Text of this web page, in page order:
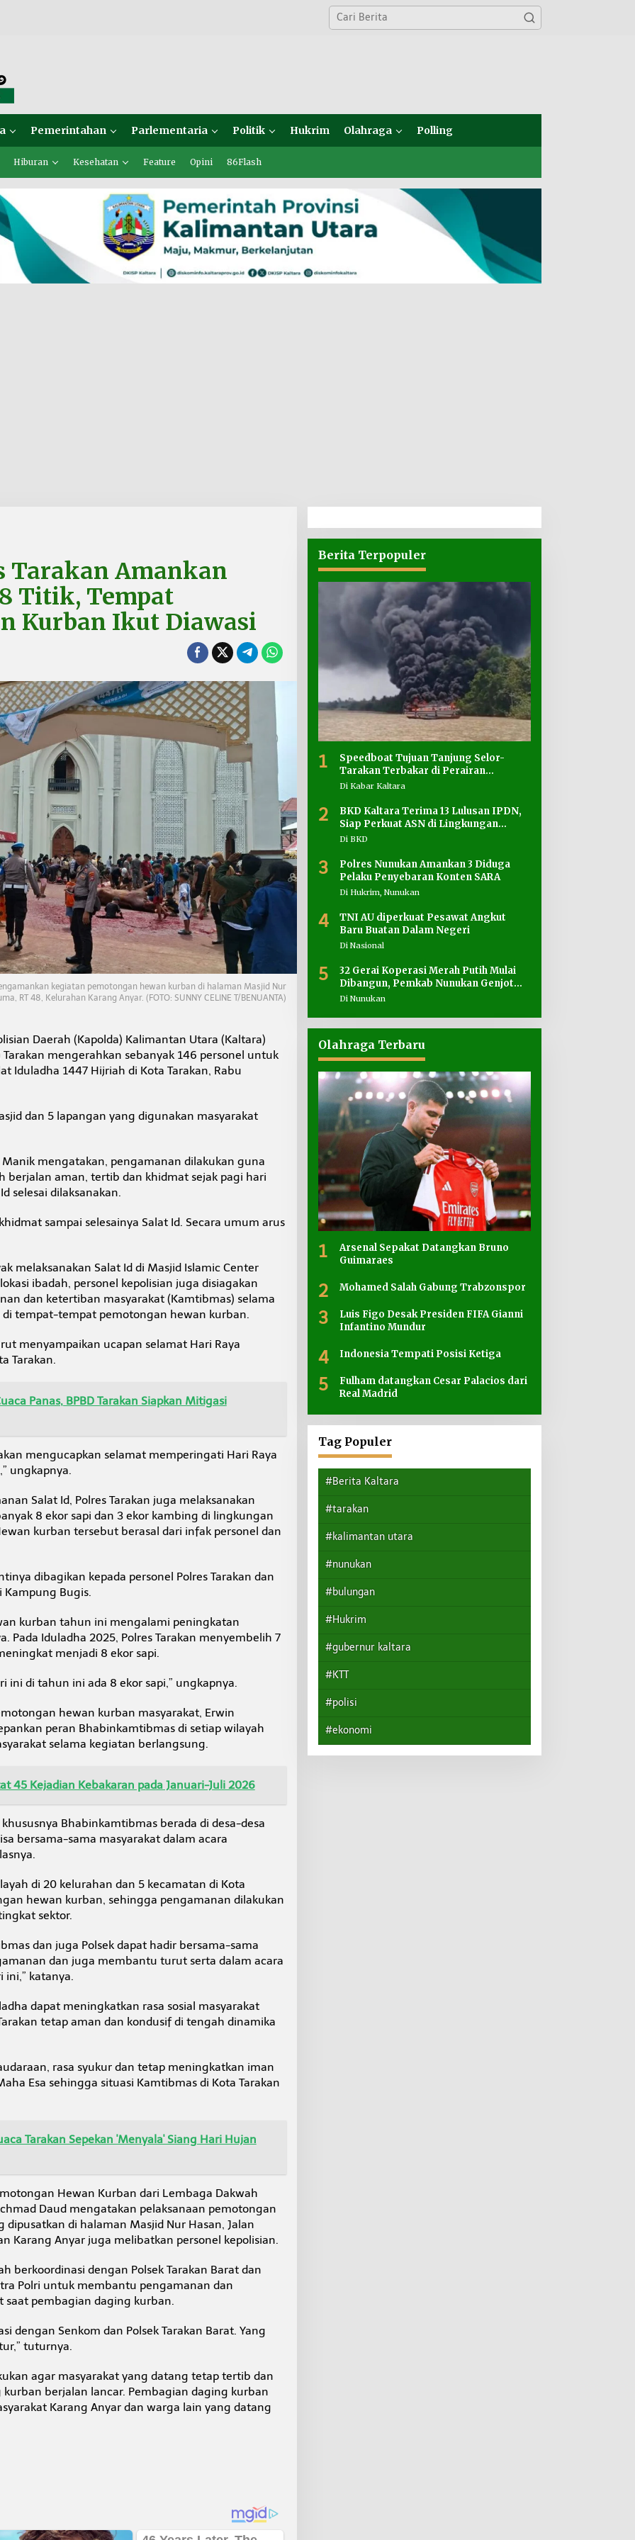
Pemerintahan Parlementaria Politik Hukrim Olahraga Polling
Hiburan Kesehatan Feature Opini 86Flash
Tarakan Amankan
Titik, Tempat
Kurban Ikut Diawasi
kegiatan pemotongan hewan kurban di halaman Masjid Nur
RT 48, Kelurahan Karang Anyar. (FOTO: SUNNY CELINE T/BENUANTA)
Daerah (Kapolda) Kalimantan Utara (Kaltara)
Tarakan mengerahkan sebanyak 146 personel untuk
Iduladha 1447 Hijriah di Kota Tarakan, Rabu
dan 5 lapangan yang digunakan masyarakat
Manik mengatakan, pengamanan dilakukan guna
berjalan aman, tertib dan khidmat sejak pagi hari
selesai dilaksanakan.
sampai selesainya Salat Id. Secara umum arus
melaksanakan Salat Id di Masjid Islamic Center
ibadah, personel kepolisian juga disiagakan
dan ketertiban masyarakat (Kamtibmas) selama
tempat-tempat pemotongan hewan kurban.
menyampaikan ucapan selamat Hari Raya
Tarakan.
Panas, BPBD Tarakan Siapkan Mitigasi
mengucapkan selamat memperingati Hari Raya
ungkapnya.
Salat Id, Polres Tarakan juga melaksanakan
8 ekor sapi dan 3 ekor kambing di lingkungan
kurban tersebut berasal dari infak personel dan
dibagikan kepada personel Polres Tarakan dan
Kampung Bugis.
kurban tahun ini mengalami peningkatan
Pada Iduladha 2025, Polres Tarakan menyembelih 7
menjadi 8 ekor sapi.
ini di tahun ini ada 8 ekor sapi,” ungkapnya.
hewan kurban masyarakat, Erwin
peran Bhabinkamtibmas di setiap wilayah
selama kegiatan berlangsung.
45 Kejadian Kebakaran pada Januari-Juli 2026
Bhabinkamtibmas berada di desa-desa
bersama-sama masyarakat dalam acara
di 20 kelurahan dan 5 kecamatan di Kota
hewan kurban, sehingga pengamanan dilakukan
sektor.
dan juga Polsek dapat hadir bersama-sama
dan juga membantu turut serta dalam acara
katanya.
dapat meningkatkan rasa sosial masyarakat
tetap aman dan kondusif di tengah dinamika
rasa syukur dan tetap meningkatkan iman
Esa sehingga situasi Kamtibmas di Kota Tarakan
Tarakan Sepekan 'Menyala' Siang Hari Hujan
Hewan Kurban dari Lembaga Dakwah
Daud mengatakan pelaksanaan pemotongan
dipusatkan di halaman Masjid Nur Hasan, Jalan
Karang Anyar juga melibatkan personel kepolisian.
berkoordinasi dengan Polsek Tarakan Barat dan
Polri untuk membantu pengamanan dan
saat pembagian daging kurban.
dengan Senkom dan Polsek Tarakan Barat. Yang
tuturnya.
agar masyarakat yang datang tetap tertib dan
berjalan lancar. Pembagian daging kurban
Karang Anyar dan warga lain yang datang
Berita Terpopuler
1
Speedboat Tujuan Tanjung Selor-
Tarakan Terbakar di Perairan
Salimbatu
Di Kabar Kaltara
2
BKD Kaltara Terima 13 Lulusan IPDN,
Siap Perkuat ASN di Lingkungan
Pemprov
Di BKD
3
Polres Nunukan Amankan 3 Diduga
Pelaku Penyebaran Konten SARA
Di Hukrim, Nunukan
4
TNI AU diperkuat Pesawat Angkut
Baru Buatan Dalam Negeri
Di Nasional
5
32 Gerai Koperasi Merah Putih Mulai
Dibangun, Pemkab Nunukan Genjot
Penyediaan Lahan
Di Nunukan
Olahraga Terbaru
1
Arsenal Sepakat Datangkan Bruno
Guimaraes
2 Mohamed Salah Gabung Trabzonspor
3
Luis Figo Desak Presiden FIFA Gianni
Infantino Mundur
4 Indonesia Tempati Posisi Ketiga
5
Fulham datangkan Cesar Palacios dari
Real Madrid
Tag Populer
#Berita Kaltara
#tarakan
#kalimantan utara
#nunukan
#bulungan
#Hukrim
#gubernur kaltara
#KTT
#polisi
#ekonomi